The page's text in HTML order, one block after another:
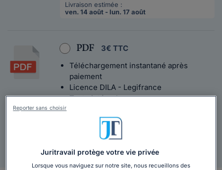
Livraison estimée :
ven. 14 août - lun. 17 août
PDF
3€ TTC
Téléchargement instantané après
paiement
Licence DILA - Legifrance
Texte intégral
Agrément Légifrance Livraison sous 48h
Juritravail protège votre vie privée
Lorsque vous naviguez sur notre site, nous recueillons des
Reporter sans choisir